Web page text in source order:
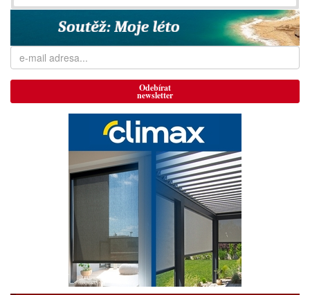
Odebírat
newsletter